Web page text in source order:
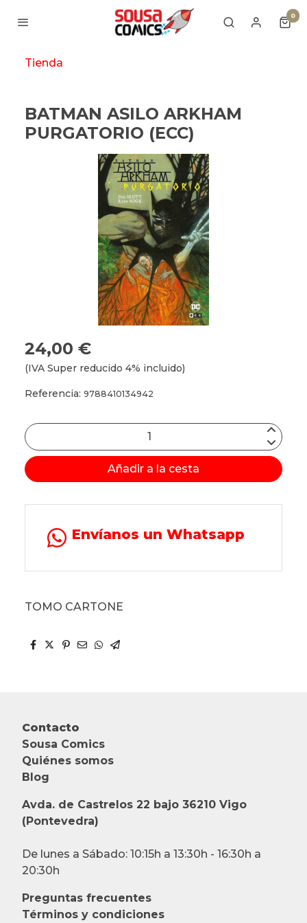
0
Tienda
BATMAN ASILO ARKHAM
PURGATORIO (ECC)
24,00 €
(IVA Super reducido 4% incluido)
Referencia: 9788410134942
Añadir a la cesta
Envíanos un Whatsapp
TOMO CARTONE
Contacto
Sousa Comics
Quiénes somos
Blog
Avda. de Castrelos 22 bajo 36210 Vigo
(Pontevedra)
De lunes a Sábado: 10:15h a 13:30h - 16:30h a
20:30h
Preguntas frecuentes
Términos y condiciones